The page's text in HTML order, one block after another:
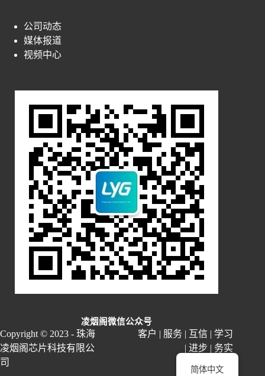
公司动态
媒体报道
视频中心
凌烟阁微信公众号
Copyright © 2023 - 珠海
凌烟阁芯片科技有限公
司
客户 | 服务 | 互信 | 学习
| 进步 | 务实
简体中文